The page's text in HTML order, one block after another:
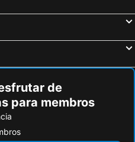
de
para membros